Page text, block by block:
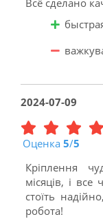
2024-07-09
Оценка 5/5
Кріплення
місяців, і
стоїть
робота!